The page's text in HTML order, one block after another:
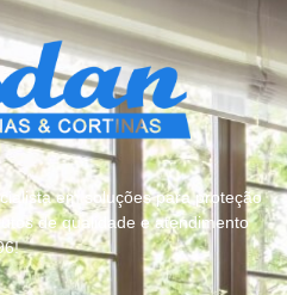
em soluções para proteção
de qualidade e atendimento